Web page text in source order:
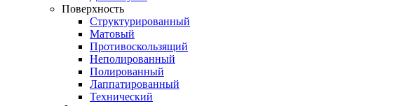
Поверхность
Структурированный
Матовый
Противоскользящий
Неполированный
Полированный
Лаппатированный
Технический